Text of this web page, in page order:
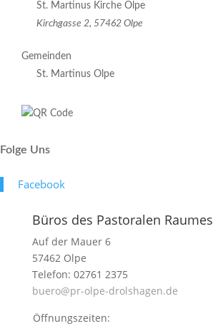
St. Martinus Kirche Olpe
Kirchgasse 2, 57462 Olpe
Gemeinden
St. Martinus Olpe
Folge Uns
Face­book
Büros des Pastoralen Raumes
Auf der Mauer 6
57462 Olpe
Telefon: 02761 2375
buero@pr-olpe-drolshagen.de
Öffnungszeiten: